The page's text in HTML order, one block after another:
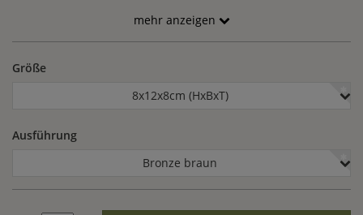
mehr anzeigen
Größe
8x12x8cm (HxBxT)
Ausführung
Bronze braun